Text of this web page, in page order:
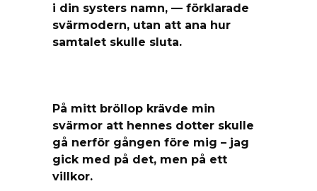
i din systers namn, — förklarade
svärmodern, utan att ana hur
samtalet skulle sluta.
På mitt bröllop krävde min
svärmor att hennes dotter skulle
gå nerför gången före mig – jag
gick med på det, men på ett
villkor.